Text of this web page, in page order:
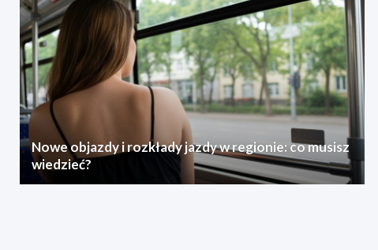
Nowe objazdy i rozkłady jazdy w regionie: co musisz
wiedzieć?